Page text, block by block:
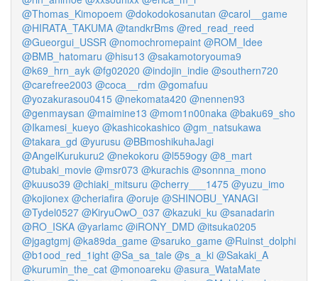
@Thomas_Kimopoem @dokodokosanutan @carol__game
@HIRATA_TAKUMA @tandkrBms @red_read_reed
@Gueorgui_USSR @nomochromepaint @ROM_Idee
@BMB_hatomaru @hisu13 @sakamotoryouma9
@k69_hrn_ayk @fg02020 @indojin_indie @southern720
@carefree2003 @coca__rdm @gomafuu
@yozakurasou0415 @nekomata420 @nennen93
@genmaysan @maimine13 @mom1n00naka @baku69_sho
@Ikamesi_kueyo @kashicokashico @gm_natsukawa
@takara_gd @yurusu @BBmoshikuhaJagi
@AngelKurukuru2 @nekokoru @l559ogy @8_mart
@tubaki_movie @msr073 @kurachis @sonnna_mono
@kuuso39 @chiaki_mitsuru @cherry___1475 @yuzu_imo
@kojionex @cheriafira @oruje @SHINOBU_YANAGI
@Tydel0527 @KiryuOwO_037 @kazuki_ku @sanadarin
@RO_ISKA @yarlamc @iRONY_DMD @itsuka0205
@jgagtgmj @ka89da_game @saruko_game @Ruinst_dolphi
@b1ood_red_1ight @Sa_sa_tale @s_a_ki @Sakaki_A
@kurumin_the_cat @monoareku @asura_WataMate